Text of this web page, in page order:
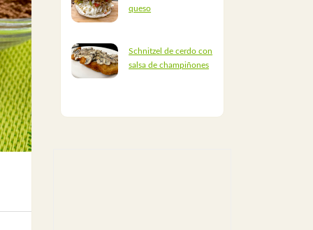
queso
Schnitzel de cerdo con
salsa de champiñones